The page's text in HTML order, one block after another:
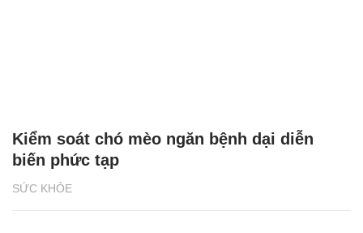
SỨC KHỎE
Kiểm soát chó mèo ngăn bệnh dại diễn
biến phức tạp